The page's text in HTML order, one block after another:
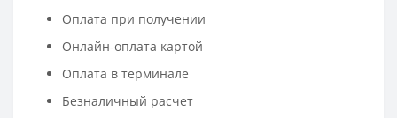
Оплата при получении
Онлайн-оплата картой
Оплата в терминале
Безналичный расчет